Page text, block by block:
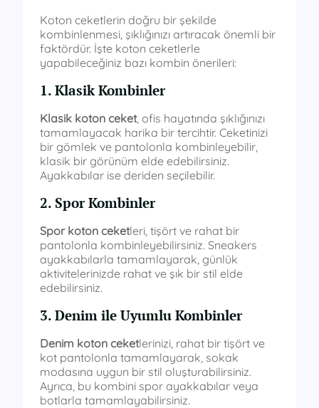
Koton ceketlerin doğru bir şekilde
kombinlenmesi, şıklığınızı artıracak önemli bir
faktördür. İşte koton ceketlerle
yapabileceğiniz bazı kombin önerileri:
1. Klasik Kombinler
Klasik koton ceket, ofis hayatında şıklığınızı
tamamlayacak harika bir tercihtir. Ceketinizi
bir gömlek ve pantolonla kombinleyebilir,
klasik bir görünüm elde edebilirsiniz.
Ayakkabılar ise deriden seçilebilir.
2. Spor Kombinler
Spor koton ceketleri, tişört ve rahat bir
pantolonla kombinleyebilirsiniz. Sneakers
ayakkabılarla tamamlayarak, günlük
aktivitelerinizde rahat ve şık bir stil elde
edebilirsiniz.
3. Denim ile Uyumlu Kombinler
Denim koton ceketlerinizi, rahat bir tişört ve
kot pantolonla tamamlayarak, sokak
modasına uygun bir stil oluşturabilirsiniz.
Ayrıca, bu kombini spor ayakkabılar veya
botlarla tamamlayabilirsiniz.